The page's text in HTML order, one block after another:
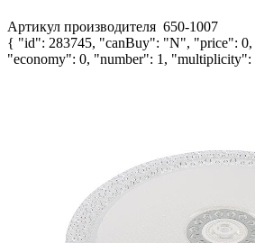
Артикул производителя 650-1007
{ "id": 283745, "canBuy": "N", "price": 0,
"economy": 0, "number": 1, "multiplicity":